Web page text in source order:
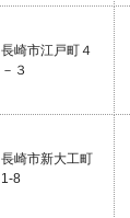
長崎市江戸町４
－３
長崎市新大工町
1-8